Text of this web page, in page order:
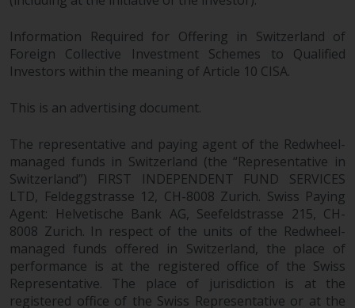
absichtlich an Personen in
Ländern verteilt, in denen eine
solche Verteilung gegen lokale
verstoßen würde.
Informationen für Anleger in den
USA
Diese Website ist weder ein
Angebot zum Verkauf noch eine
Aufforderung zur Beteiligung an
privaten oder registrierten
Information Required for Offering in Switzerland of
Foreign Collective Investment Schemes to Qualified
Investors within the meaning of Article 10 CISA.
This is an advertising document.
The representative and paying agent of the Redwheel-
managed funds in Switzerland (the “Representative in
Switzerland”) FIRST INDEPENDENT FUND SERVICES
LTD, Feldeggstrasse 12, CH-8008 Zurich. Swiss Paying
Agent: Helvetische Bank AG, Seefeldstrasse 215, CH-
8008 Zurich. In respect of the units of the Redwheel-
managed funds offered in Switzerland, the place of
performance is at the registered office of the Swiss
Representative. The place of jurisdiction is at the
registered office of the Swiss Representative or at the